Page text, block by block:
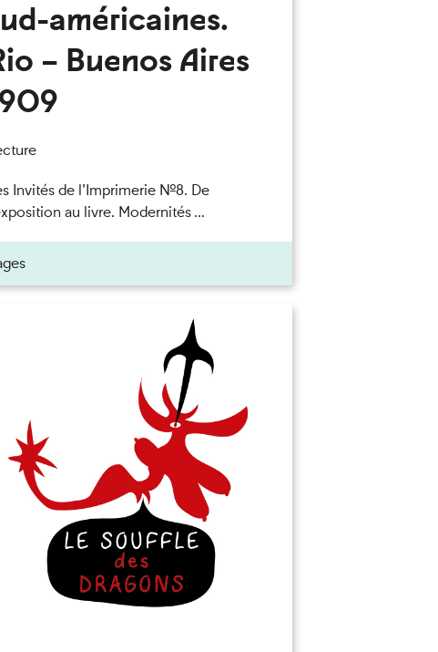
américaines.
– Buenos Aires
Invités de l’Imprimerie n°8. De
au livre. Modernités ...